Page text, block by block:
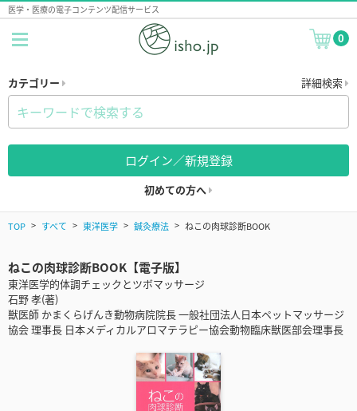
医学・医療の電子コンテンツ配信サービス
0
カテゴリー 詳細検索
ログイン／新規登録
初めての方へ
TOP すべて 東洋医学 鍼灸療法 ねこの肉球診断BOOK
ねこの肉球診断BOOK【電子版】
東洋医学的体調チェックとツボマッサージ
石野 孝(著)
獣医師 かまくらげんき動物病院院長 一般社団法人日本ペットマッサージ
協会 理事長 日本メディカルアロマテラピー協会動物臨床獣医部会理事長